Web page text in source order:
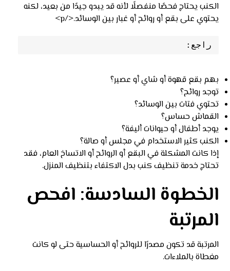
الكنب يحتاج فحصًا منفصلًا لأنه قد يبدو جيدًا من بعيد، لكنه
يحتوي على بقع أو روائح أو غبار بين الوسائد.</p>
راجع:
بهم بقع قهوة أو شاي أو عصير؟
توجد روائح؟
تحتوي فتات بين الوسائد؟
القماش حساس؟
يوجد أطفال أو حيوانات أليفة؟
الكنب كثير الاستخدام في مجلس أو صالة؟
إذا كانت المشكلة في البقع أو الروائح أو الاتساخ العام، فقد
تحتاج خدمة تنظيف كنب بدل الاكتفاء بتنظيف المنزل.
الخطوة السادسة: افحص
المرتبة
المرتبة قد تكون مصدرًا للروائح أو الحساسية حتى لو كانت
مغطاة بالملاءات.